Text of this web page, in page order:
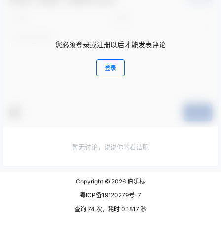
您必须登录或注册以后才能发表评论
登录
暂无讨论，说说你的看法吧
Copyright © 2026 伯乐标
粤ICP备19120279号-7
查询 74 次，耗时 0.1817 秒